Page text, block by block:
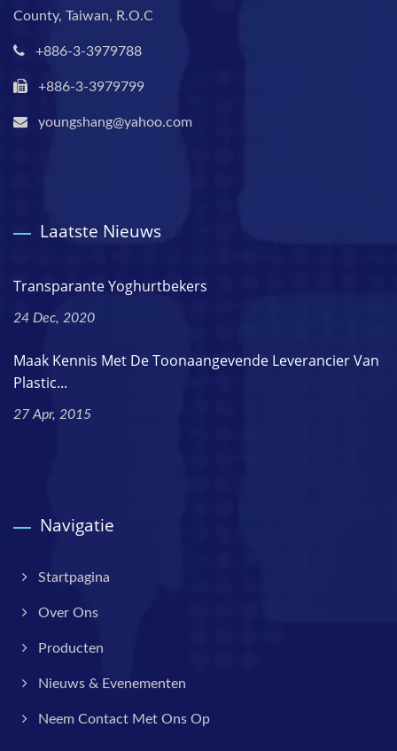
County, Taiwan, R.O.C
+886-3-3979788
+886-3-3979799
youngshang@yahoo.com
Laatste Nieuws
Transparante Yoghurtbekers
24 Dec, 2020
Maak Kennis Met De Toonaangevende Leverancier Van
Plastic...
27 Apr, 2015
Navigatie
Startpagina
Over Ons
Producten
Nieuws & Evenementen
Neem Contact Met Ons Op